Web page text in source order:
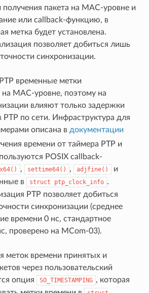
пакета на MAC-уровне и
или callback-функцию, в
метка будет установлена.
позволяет добиться лишь
синхронизации.
временные метки
на MAC-уровне, поэтому на
влияют только задержки
PTP по сети. Инфраструктура для
описана в документации
времени от таймера PTP и
POSIX callback-
, settime64() , adjfine() и
в struct ptp_clock_info .
PTP позволяет добиться
синхронизации (среднее
времени 0 нс, стандартное
проверено на MCom-03).
меток времени принятых и
через пользовательский
опция
SO_TIMESTAMPING , которая